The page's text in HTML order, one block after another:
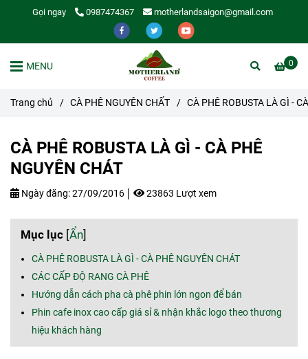
Gọi ngay 0987474367 motherlandsaigon@gmail.com
0
MENU
Trang chủ / CÀ PHÊ NGUYÊN CHẤT / CÀ PHÊ ROBUSTA LÀ GÌ -
CÀ PHÊ ROBUSTA LÀ GÌ - CÀ PHÊ
NGUYÊN CHÁT
Ngày đăng:27/09/2016 23863 Lượt xem
Mục lục [Ẩn]
CÀ PHÊ ROBUSTA LÀ GÌ - CÀ PHÊ NGUYÊN CHÁT
CÁC CẤP ĐỘ RANG CÀ PHÊ
Hướng dẫn cách pha cà phê phin lớn ngon để bán
Phin cafe inox cao cấp giá sỉ & nhận khắc logo theo thương
hiệu khách hàng